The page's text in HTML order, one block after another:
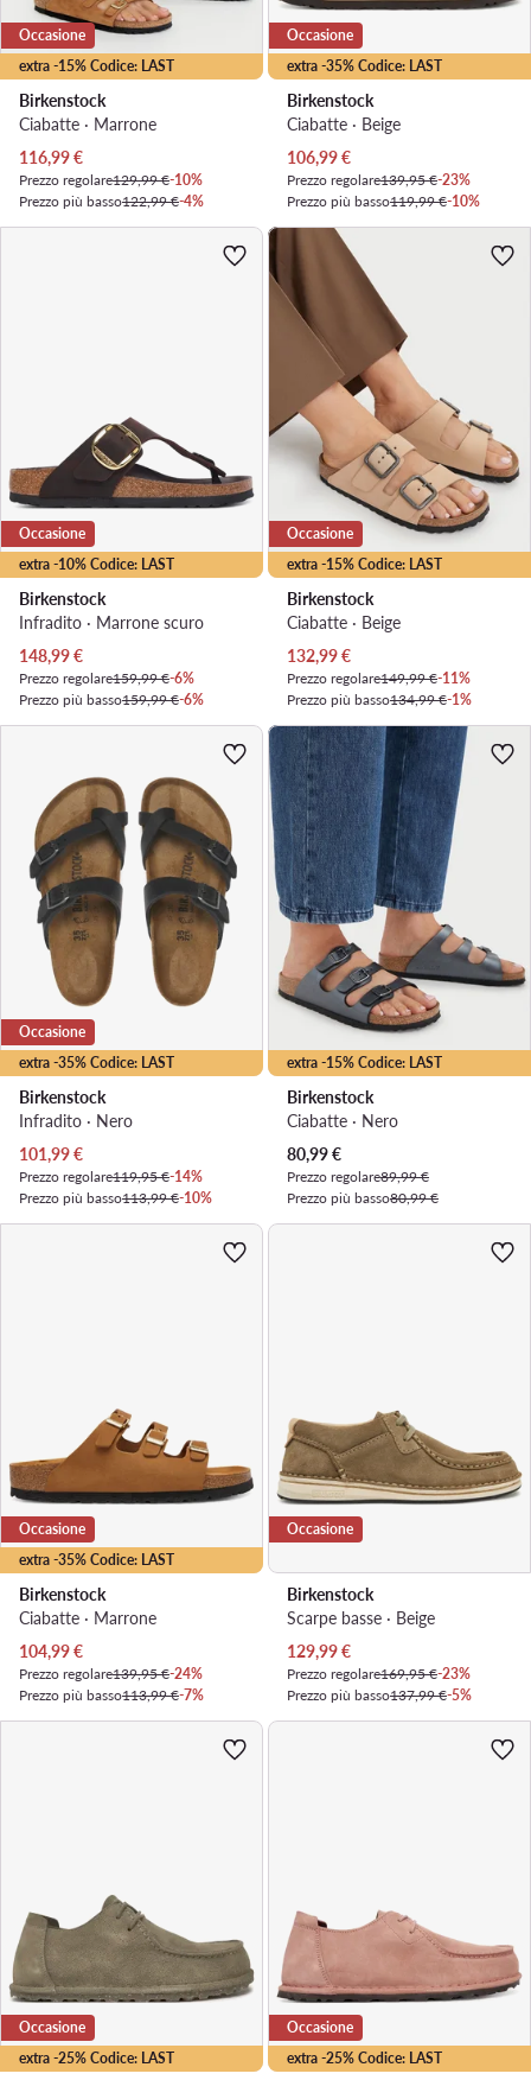
extra -15% Codice: LAST
Occasione
Birkenstock
Ciabatte · Marrone
Prezzo attuale
116,99€
Prezzo regolare129,99 €-10%
Prezzo più basso122,99 €-4%
extra -35% Codice: LAST
Occasione
Birkenstock
Ciabatte · Beige
Prezzo attuale
106,99€
Prezzo regolare139,95 €-23%
Prezzo più basso119,99 €-10%
extra -10% Codice: LAST
Occasione
Birkenstock
Infradito · Marrone scuro
Prezzo attuale
148,99€
Prezzo regolare159,99 €-6%
Prezzo più basso159,99 €-6%
extra -15% Codice: LAST
Occasione
Birkenstock
Ciabatte · Beige
Prezzo attuale
132,99€
Prezzo regolare149,99 €-11%
Prezzo più basso134,99 €-1%
extra -35% Codice: LAST
Occasione
Birkenstock
Infradito · Nero
Prezzo attuale
101,99€
Prezzo regolare119,95 €-14%
Prezzo più basso113,99 €-10%
extra -15% Codice: LAST
Birkenstock
Ciabatte · Nero
Prezzo attuale
80,99€
Prezzo regolare89,99 €
Prezzo più basso80,99 €
extra -35% Codice: LAST
Occasione
Birkenstock
Ciabatte · Marrone
Prezzo attuale
104,99€
Prezzo regolare139,95 €-24%
Prezzo più basso113,99 €-7%
Occasione
Birkenstock
Scarpe basse · Beige
Prezzo attuale
129,99€
Prezzo regolare169,95 €-23%
Prezzo più basso137,99 €-5%
extra -25% Codice: LAST
Occasione
extra -25% Codice: LAST
Occasione